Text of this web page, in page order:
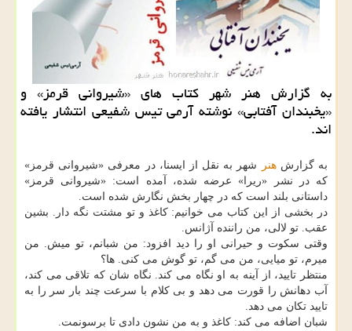
به گزارش هنر شهر كتاب های «شیروانی قرمز» و
«یخبندان آفتابی» نوشته آرمی تیس شفیعی انتشار یافته
اند.
به گزارشهنر
شهر به نقل از ایسنا، در معرفی «شیروانی قرمز»
که در نشر «ریرا» عرضه شده، آمده است: «شیروانی قرمز»
داستانی بلند است که در چهار بخش نگارش شده است.
در بخشی از این کتاب می خوانیم: کاغذ و تو مشتت نگه دار. بشین
عقب. تو لالی، من راننده آژانس.
وقتی سکوت و حیرانی او را دید افزود: من شبانم، تو میش. من
میرم، تو میایی، من می گم، تو گوش می کنی. ها؟
منتظر تایید، از آینه به او نگاه می کند. نگاه شان که تلاقی می کند،
آب دهانش را قورت می دهد و بی کلام با سرعت چند بار سر را به
تایید تکان می دهد.
شبان اضافه می کند: کاغذ و به من نشون دادی تا برسونمت.